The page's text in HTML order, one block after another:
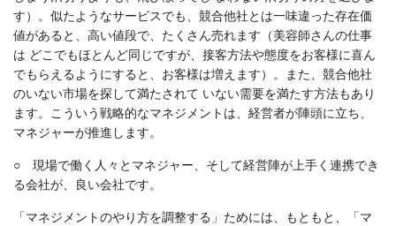
す）。似たようなサービスでも、競合他社とは一味違った存在価
値があると、高い値段で、たくさん売れます（美容師さんの仕事
は どこでもほとんど同じですが、接客方法や態度をお客様に喜ん
でもらえるようにすると、お客様は増えます）。また、競合他社
のいない市場を探して満たされて いない需要を満たす方法もあり
ます。こういう戦略的なマネジメントは、経営者が陣頭に立ち、
マネジャーが推進します。
○ 現場で働く人々とマネジャー、そして経営陣が上手く連携でき
る会社が、良い会社です。
「マネジメントのやり方を調整する」ためには、もともと、「マ